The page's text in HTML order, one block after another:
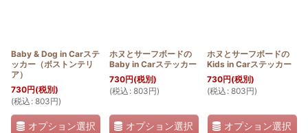
Baby & Dog in Carステ
ッカー（ボストンテリ
ア）
730円(税別)
(税込 : 803円)
オプション選択
ホヌとサーフボードの
Baby in Carステッカー
730円(税別)
(税込 : 803円)
オプション選択
ホヌとサーフボードの
Kids in Carステッカー
730円(税別)
(税込 : 803円)
オプション選択